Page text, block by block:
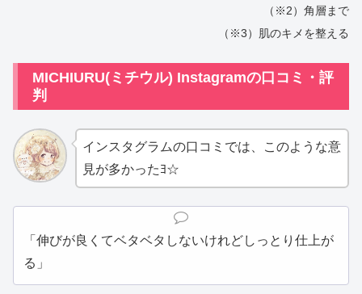
（※2）角層まで
（※3）肌のキメを整える
MICHIURU(ミチウル) Instagramの口コミ・評
判
インスタグラムの口コミでは、このような意
見が多かったﾖ☆
「伸びが良くてベタベタしないけれどしっとり仕上が
る」